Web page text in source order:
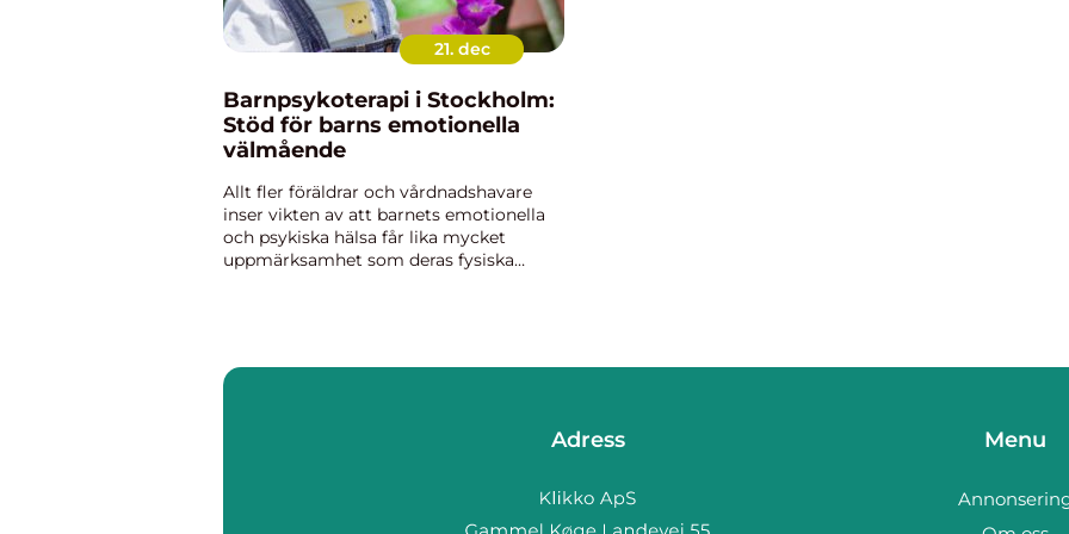
21. dec
Barnpsykoterapi i Stockholm:
Stöd för barns emotionella
välmående
Allt fler föräldrar och vårdnadshavare
inser vikten av att barnets emotionella
och psykiska hälsa får lika mycket
uppmärksamhet som deras fysiska
Adress Menu